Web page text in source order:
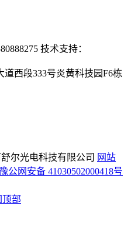
技术支持：
西段333号炎黄科技园F6栋
尔光电科技有限公司 网站
公网安备 41030502000418号
顶部